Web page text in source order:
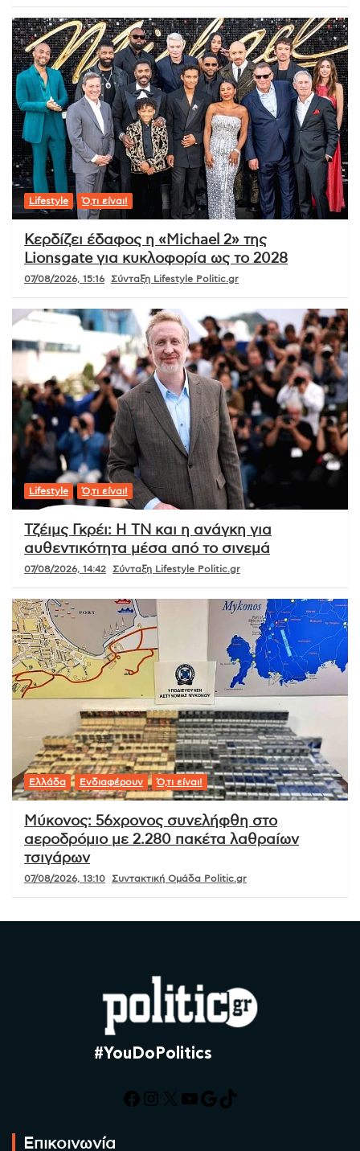
Lifestyle Ό,τι είναι!
Κερδίζει έδαφος η «Michael 2» της
Lionsgate για κυκλοφορία ως το 2028
07/08/2026, 15:16 Σύνταξη Lifestyle Politic.gr
Lifestyle Ό,τι είναι!
Τζέιμς Γκρέι: Η ΤΝ και η ανάγκη για
αυθεντικότητα μέσα από το σινεμά
07/08/2026, 14:42 Σύνταξη Lifestyle Politic.gr
Ελλάδα Ενδιαφέρουν Ό,τι είναι!
Μύκονος: 56χρονος συνελήφθη στο
αεροδρόμιο με 2.280 πακέτα λαθραίων
τσιγάρων
07/08/2026, 13:10 Συντακτική Ομάδα Politic.gr
#YouDoPolitics
Facebook
Instagram
X YouTube
Google
TikTok
Επικοινωνία